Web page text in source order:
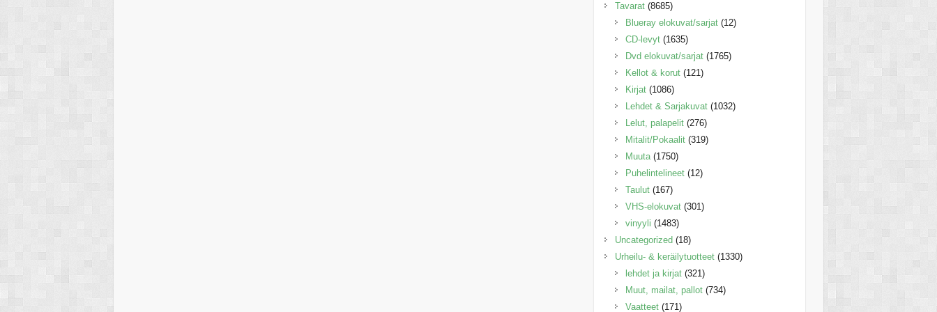
Tavarat (8685)
Blueray elokuvat/sarjat (12)
CD-levyt (1635)
Dvd elokuvat/sarjat (1765)
Kellot & korut (121)
Kirjat (1086)
Lehdet & Sarjakuvat (1032)
Lelut, palapelit (276)
Mitalit/Pokaalit (319)
Muuta (1750)
Puhelintelineet (12)
Taulut (167)
VHS-elokuvat (301)
vinyyli (1483)
Uncategorized (18)
Urheilu- & keräilytuotteet (1330)
lehdet ja kirjat (321)
Muut, mailat, pallot (734)
Vaatteet (171)